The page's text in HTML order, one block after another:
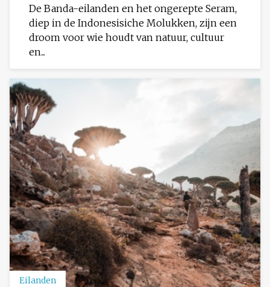
De Banda-eilanden en het ongerepte Seram,
diep in de Indonesisiche Molukken, zijn een
droom voor wie houdt van natuur, cultuur
en...
Eilanden